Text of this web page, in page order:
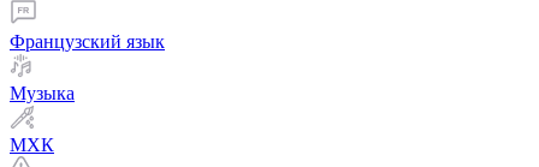
Французский язык
Музыка
МХК